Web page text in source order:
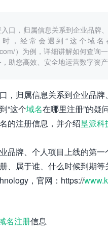
口，归属信息关系到企业品牌
，经常会遇到“这个域
）为例，详细讲解如何查
助您高效、安全地运营数字资产
，归属信息关系到企业品
“这个域名在哪里注册”的疑
的注册信息，并介绍垦派科
品牌、个人项目上线的第
、属于谁、什么时候到期
，官网：https://
名注册信息